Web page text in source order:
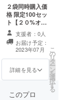
２袋同時購入価
格 限定100セッ
ト【２０%オ
フ】
￥14,220(20%O
FF価格)
支援者：0人
お届け予定：
2023年07月
詳細を見る
こ
の
リ
タ
ー
ン
を
選
択
す
る
このプロ